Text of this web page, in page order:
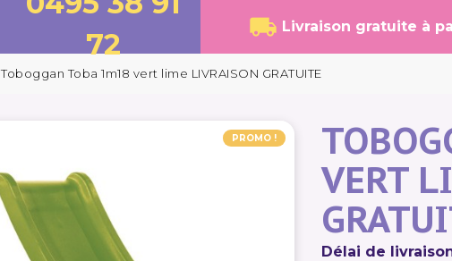
72
Livraison gratuite à
Toboggan Toba 1m18 vert lime LIVRAISON GRATUITE
PROMO !
VERT
Délai de